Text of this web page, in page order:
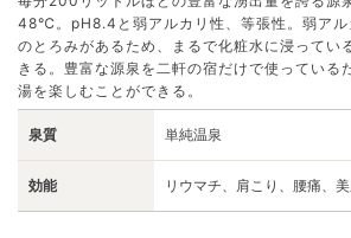
48℃。pH8.4と弱アルカリ性、等張性。弱アル
のとろみがあるため、まるで化粧水に浸ってい
きる。豊富な源泉を二軒の宿だけで使っている
湯を楽しむことができる。
泉質 単純温泉
効能 リウマチ、肩こり、腰痛、